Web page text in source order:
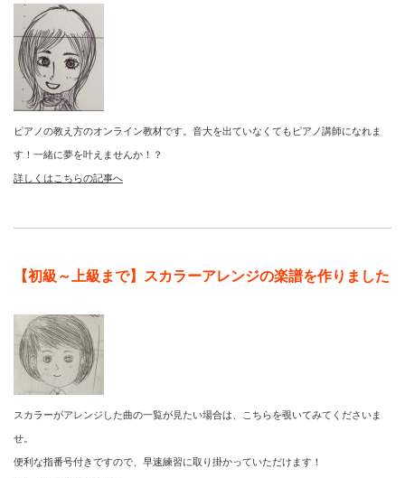
ピアノの教え方のオンライン教材です。音大を出ていなくてもピアノ講師になれま
す！一緒に夢を叶えませんか！？
詳しくはこちらの記事へ
【初級～上級まで】スカラーアレンジの楽譜を作りました
スカラーがアレンジした曲の一覧が見たい場合は、こちらを覗いてみてくださいま
せ。
便利な指番号付きですので、早速練習に取り掛かっていただけます！